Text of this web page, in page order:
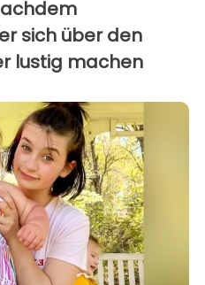
sich über den
lustig machen